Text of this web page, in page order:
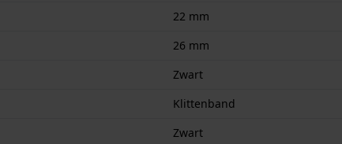
22 mm
26 mm
Zwart
Klittenband
Zwart